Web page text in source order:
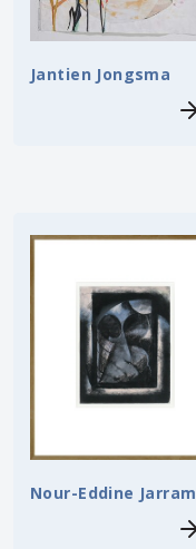
Jantien Jongsma
Nour-Eddine Jarram